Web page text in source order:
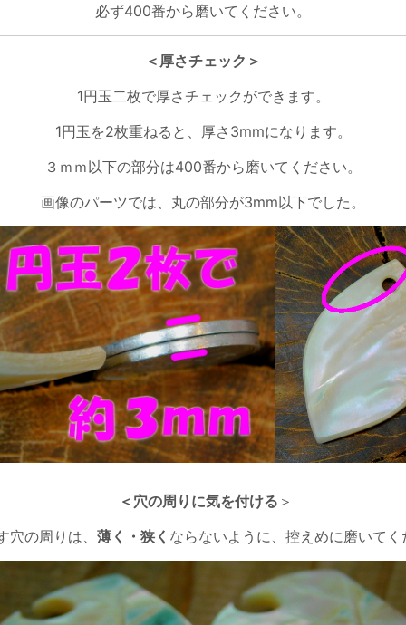
必ず400番から磨いてください。
＜厚さチェック＞
1円玉二枚で厚さチェックができます。
1円玉を2枚重ねると、厚さ3mmになります。
３ｍｍ以下の部分は400番から磨いてください。
画像のパーツでは、丸の部分が3mm以下でした。
＜穴の周りに気を付ける ＞
の周りは、 薄く・狭く ならないように、控えめに磨いてく